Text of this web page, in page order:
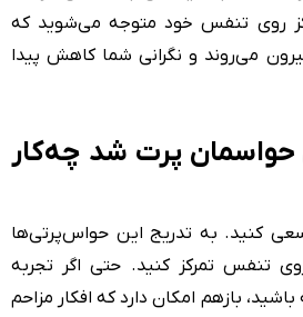
روی تنفس خود متوجه می‌شوید که
می‌روند و نگرانی شما کاهش پیدا
حواسمان پرت شد چه‌کار
کنید. به‌ تدریج این حواس‌پرتی‌ها
تنفس تمرکز کنید. حتی اگر تجربه
بازهم امکان دارد که افکار مزاحم